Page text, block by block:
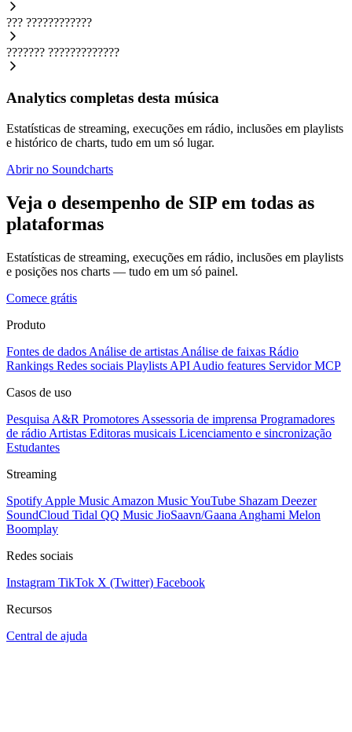
??? ????????????
??????? ?????????????
Analytics completas desta música
Estatísticas de streaming, execuções em rádio, inclusões em playlists
e histórico de charts, tudo em um só lugar.
Abrir no Soundcharts
Veja o desempenho de SIP em todas as
plataformas
Estatísticas de streaming, execuções em rádio, inclusões em playlists
e posições nos charts — tudo em um só painel.
Comece grátis
Produto
Fontes de dados Análise de artistas Análise de faixas Rádio
Rankings Redes sociais Playlists API Audio features Servidor MCP
Casos de uso
Pesquisa A&R Promotores Assessoria de imprensa Programadores
de rádio Artistas Editoras musicais Licenciamento e sincronização
Estudantes
Streaming
Spotify Apple Music Amazon MusicYouTube Shazam Deezer
SoundCloud Tidal QQ Music JioSaavn/Gaana Anghami Melon
Boomplay
Redes sociais
Instagram TikTok X (Twitter) Facebook
Recursos
Central de ajuda